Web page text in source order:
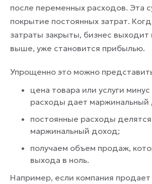
после переменных расходов. Эта
покрытие постоянных затрат.
затраты закрыты, бизнес выходит
выше, уже становится прибылью.
Упрощенно это можно
цена товара или услуги
расходы дает маржинальный
постоянные расходы делятся
маржинальный доход;
получаем объем продаж,
выхода в ноль.
Например, если компания продает